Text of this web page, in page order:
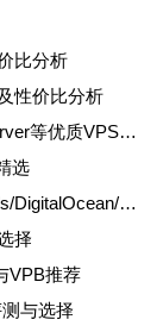
比分析
性价比分析
高速稳定国外VPS推荐-Hostwinds/InterServer等优质VPS评测
选
盘点按时收费的国外VPS服务商-Hostwinds/DigitalOcean/Vultr推荐
择
VPB推荐
与选择